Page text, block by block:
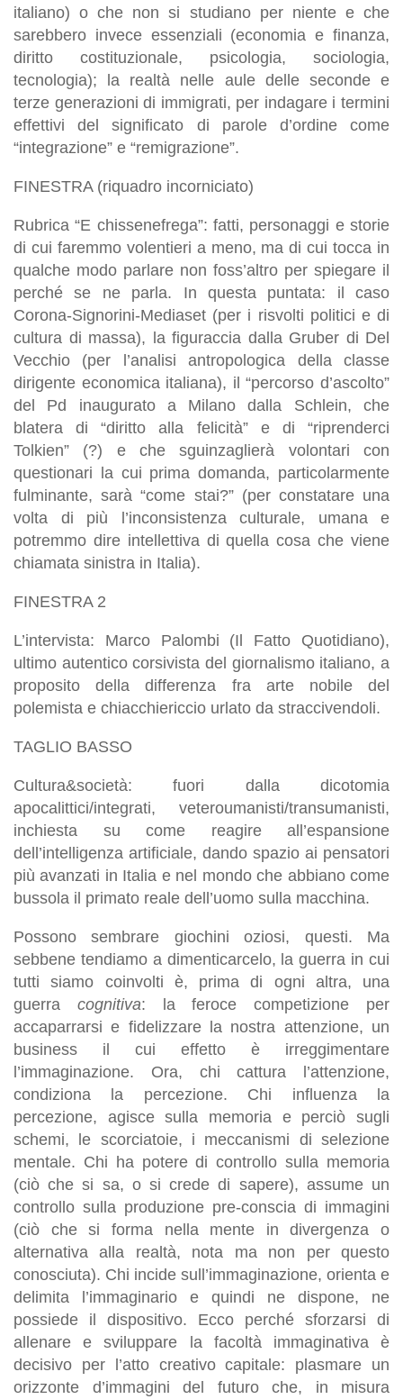
italiano) o che non si studiano per niente e che
sarebbero invece essenziali (economia e finanza,
diritto costituzionale, psicologia, sociologia,
tecnologia); la realtà nelle aule delle seconde e
terze generazioni di immigrati, per indagare i termini
effettivi del significato di parole d’ordine come
“integrazione” e “remigrazione”.
FINESTRA (riquadro incorniciato)
Rubrica “E chissenefrega”: fatti, personaggi e storie
di cui faremmo volentieri a meno, ma di cui tocca in
qualche modo parlare non foss’altro per spiegare il
perché se ne parla. In questa puntata: il caso
Corona-Signorini-Mediaset (per i risvolti politici e di
cultura di massa), la figuraccia dalla Gruber di Del
Vecchio (per l’analisi antropologica della classe
dirigente economica italiana), il “percorso d’ascolto”
del Pd inaugurato a Milano dalla Schlein, che
blatera di “diritto alla felicità” e di “riprenderci
Tolkien” (?) e che sguinzaglierà volontari con
questionari la cui prima domanda, particolarmente
fulminante, sarà “come stai?” (per constatare una
volta di più l’inconsistenza culturale, umana e
potremmo dire intellettiva di quella cosa che viene
chiamata sinistra in Italia).
FINESTRA 2
L’intervista: Marco Palombi (Il Fatto Quotidiano),
ultimo autentico corsivista del giornalismo italiano, a
proposito della differenza fra arte nobile del
polemista e chiacchiericcio urlato da straccivendoli.
TAGLIO BASSO
Cultura&società: fuori dalla dicotomia
apocalittici/integrati, veteroumanisti/transumanisti,
inchiesta su come reagire all’espansione
dell’intelligenza artificiale, dando spazio ai pensatori
più avanzati in Italia e nel mondo che abbiano come
bussola il primato reale dell’uomo sulla macchina.
Possono sembrare giochini oziosi, questi. Ma
sebbene tendiamo a dimenticarcelo, la guerra in cui
tutti siamo coinvolti è, prima di ogni altra, una
guerra cognitiva: la feroce competizione per
accaparrarsi e fidelizzare la nostra attenzione, un
business il cui effetto è irreggimentare
l’immaginazione. Ora, chi cattura l’attenzione,
condiziona la percezione. Chi influenza la
percezione, agisce sulla memoria e perciò sugli
schemi, le scorciatoie, i meccanismi di selezione
mentale. Chi ha potere di controllo sulla memoria
(ciò che si sa, o si crede di sapere), assume un
controllo sulla produzione pre-conscia di immagini
(ciò che si forma nella mente in divergenza o
alternativa alla realtà, nota ma non per questo
conosciuta). Chi incide sull’immaginazione, orienta e
delimita l’immaginario e quindi ne dispone, ne
possiede il dispositivo. Ecco perché sforzarsi di
allenare e sviluppare la facoltà immaginativa è
decisivo per l’atto creativo capitale: plasmare un
orizzonte d’immagini del futuro che, in misura